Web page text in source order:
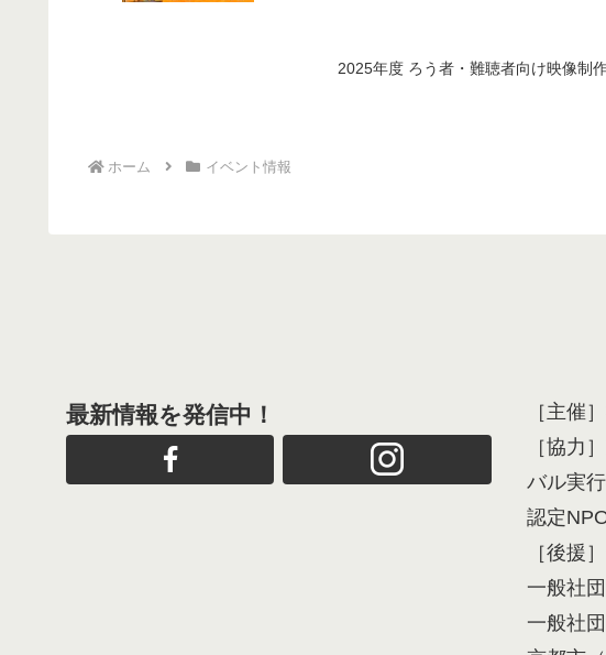
2025年度 ろう者・難聴者向け映像制
ホーム イベント情報
最新情報を発信中！
［主催
［協力
バル実
認定
［後援
一般社
一般社